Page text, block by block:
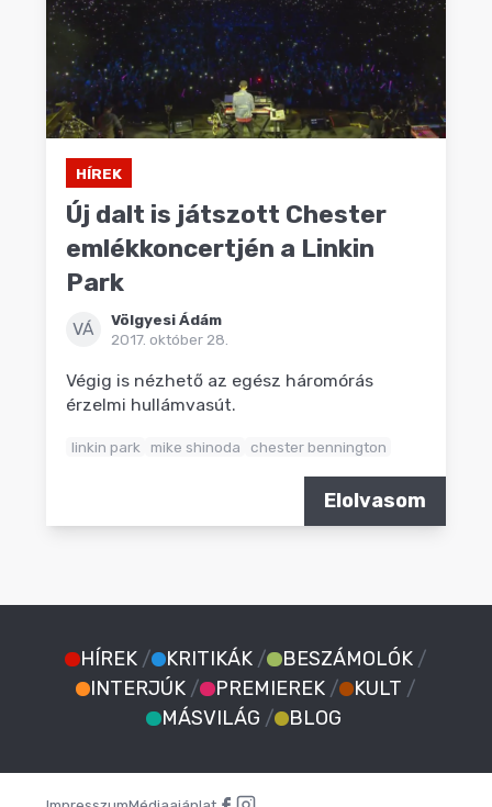
HÍREK
Új dalt is játszott Chester
emlékkoncertjén a Linkin
Park
VÁ
Völgyesi Ádám
2017. október 28.
Végig is nézhető az egész háromórás
érzelmi hullámvasút.
linkin park mike shinoda chester bennington
Elolvasom
HÍREK / KRITIKÁK / BESZÁMOLÓK /
INTERJÚK / PREMIEREK / KULT /
MÁSVILÁG / BLOG